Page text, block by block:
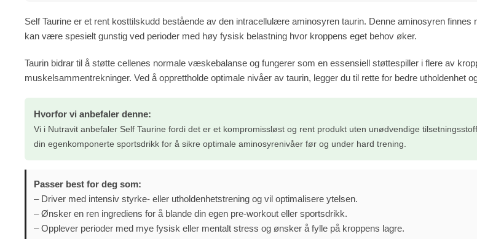
Self Taurine er et rent kosttilskudd bestående av den intracellulære aminosyren taurin. Denne aminosyren
kan være spesielt gunstig ved perioder med høy fysisk belastning hvor kroppens eget behov øker.
Taurin bidrar til å støtte cellenes normale væskebalanse og fungerer som en essensiell støttespiller i flere av
muskelsammentrekninger. Ved å opprettholde optimale nivåer av taurin, legger du til rette for bedre utholdenhet
Hvorfor vi anbefaler denne:
Vi i Nutravit anbefaler Self Taurine fordi det er et kompromissløst og rent produkt uten unødvendige
din egenkomponerte sportsdrikk for å sikre optimale aminosyrenivåer før og under hard trening.
Passer best for deg som:
– Driver med intensiv styrke- eller utholdenhetstrening og vil optimalisere ytelsen.
– Ønsker en ren ingrediens for å blande din egen pre-workout eller sportsdrikk.
– Opplever perioder med mye fysisk eller mentalt stress og ønsker å fylle på kroppens lagre.